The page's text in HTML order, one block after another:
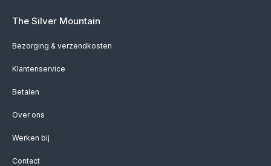
The Silver Mountain
Bezorging & verzendkosten
Klantenservice
Betalen
Over ons
Werken bij
Contact